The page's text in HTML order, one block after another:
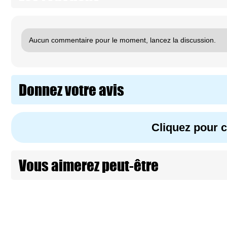
Aucun commentaire pour le moment, lancez la discussion.
Donnez votre avis
Cliquez pour
Vous aimerez peut-être